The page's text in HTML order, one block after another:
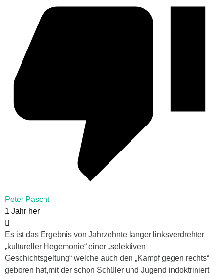
Peter Pascht
1 Jahr her
Es ist das Ergebnis von Jahrzehnte langer linksverdrehter
„kultureller Hegemonie“ einer „selektiven
Geschichtsgeltung“ welche auch den „Kampf gegen rechts“
geboren hat,mit der schon Schüler und Jugend indoktriniert